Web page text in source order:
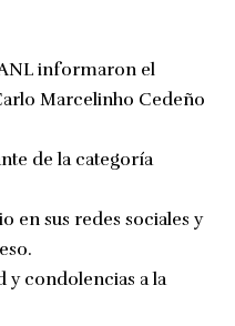
informaron el
Marcelinho Cedeño
de la categoría
en sus redes sociales y
y condolencias a la